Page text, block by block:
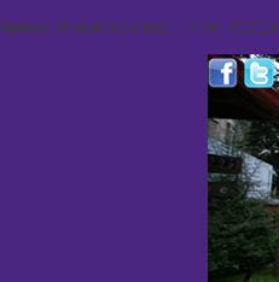
Notice: Undefined index: